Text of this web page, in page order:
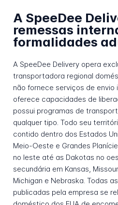
A SpeeDee
remessas
formalidades
A SpeeDee Delivery opera
transportadora regional
não fornece serviços de envio
oferece capacidades de
possui programas de
qualquer tipo. Todo seu
contido dentro dos Estados
Meio-Oeste e Grandes
no leste até as Dakotas no
secundária em Kansas,
Michigan e Nebraska. Todas
publicadas pela empresa se